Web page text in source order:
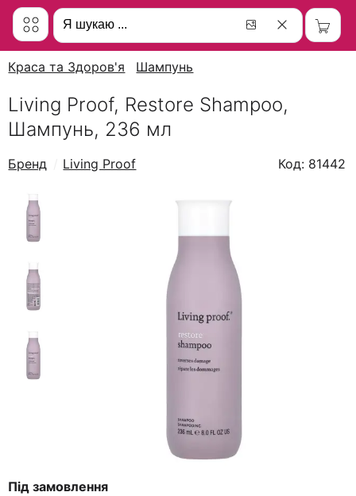
Краса та Здоров'я Шампунь
Living Proof, Restore Shampoo,
Шампунь, 236 мл
Бренд Living Proof Код: 81442
Під замовлення